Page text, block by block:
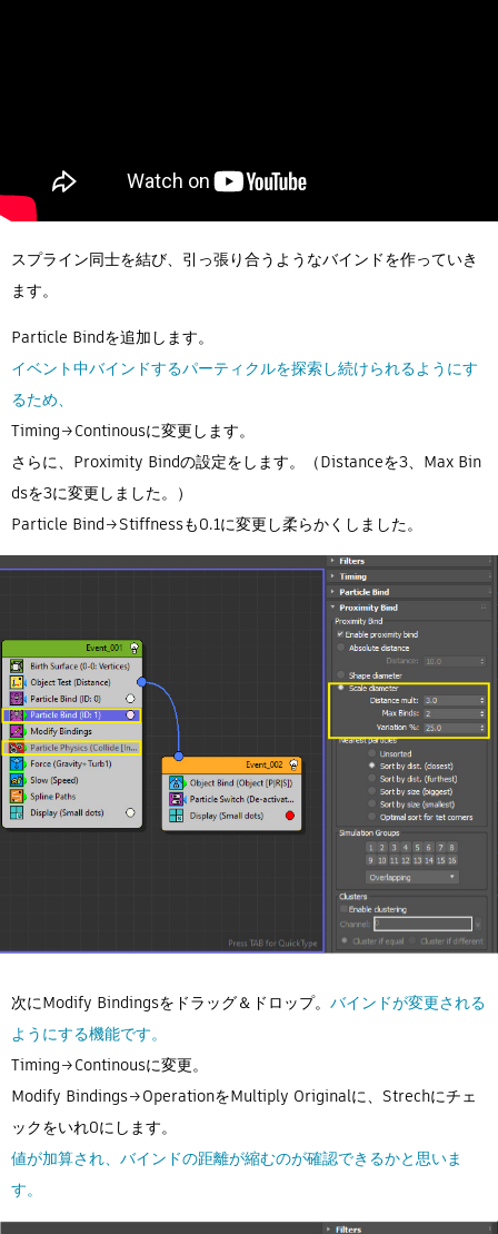
スプライン同士を結び、引っ張り合うようなバインドを作っていき
ます。
Particle Bindを追加します。
イベント中バインドするパーティクルを探索し続けられるようにす
るため、
Timing→Continousに変更します。
さらに、Proximity Bindの設定をします。（Distanceを3、Max Bin
dsを3に変更しました。）
Particle Bind→Stiffnessも0.1に変更し柔らかくしました。
次にModify Bindingsをドラッグ＆ドロップ。 バインドが変更される
ようにする機能です。
Timing→Continousに変更。
Modify Bindings→OperationをMultiply Originalに、Strechにチェ
ックをいれ0にします。
値が加算され、バインドの距離が縮むのが確認できるかと思いま
す。